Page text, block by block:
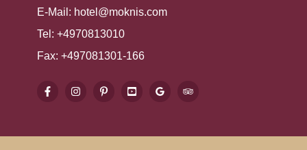
E-Mail: hotel@moknis.com
Tel: +4970813010
Fax: +497081301-166